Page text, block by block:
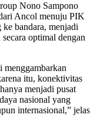
Nono Sampono
Ancol menuju PIK
bandara, menjadi
optimal dengan
itu, konektivitas
menjadi pusat
nasional yang
internasional,” jelas